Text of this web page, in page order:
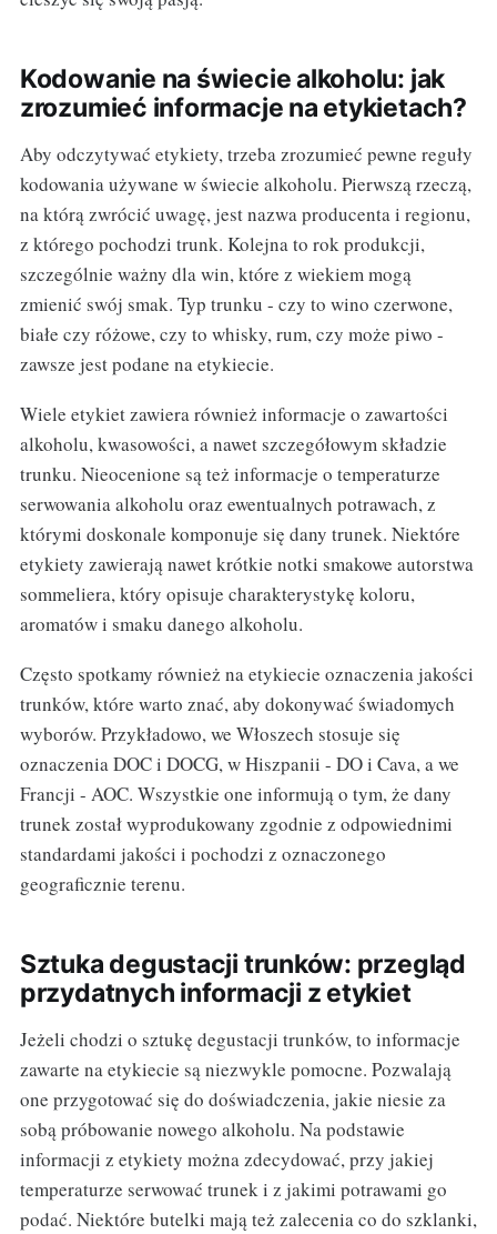
Kodowanie na świecie alkoholu: jak
zrozumieć informacje na etykietach?
Aby odczytywać etykiety, trzeba zrozumieć pewne reguły
kodowania używane w świecie alkoholu. Pierwszą rzeczą,
na którą zwrócić uwagę, jest nazwa producenta i regionu,
z którego pochodzi trunk. Kolejna to rok produkcji,
szczególnie ważny dla win, które z wiekiem mogą
zmienić swój smak. Typ trunku - czy to wino czerwone,
białe czy różowe, czy to whisky, rum, czy może piwo -
zawsze jest podane na etykiecie.
Wiele etykiet zawiera również informacje o zawartości
alkoholu, kwasowości, a nawet szczegółowym składzie
trunku. Nieocenione są też informacje o temperaturze
serwowania alkoholu oraz ewentualnych potrawach, z
którymi doskonale komponuje się dany trunek. Niektóre
etykiety zawierają nawet krótkie notki smakowe autorstwa
sommeliera, który opisuje charakterystykę koloru,
aromatów i smaku danego alkoholu.
Często spotkamy również na etykiecie oznaczenia jakości
trunków, które warto znać, aby dokonywać świadomych
wyborów. Przykładowo, we Włoszech stosuje się
oznaczenia DOC i DOCG, w Hiszpanii - DO i Cava, a we
Francji - AOC. Wszystkie one informują o tym, że dany
trunek został wyprodukowany zgodnie z odpowiednimi
standardami jakości i pochodzi z oznaczonego
geograficznie terenu.
Sztuka degustacji trunków: przegląd
przydatnych informacji z etykiet
Jeżeli chodzi o sztukę degustacji trunków, to informacje
zawarte na etykiecie są niezwykle pomocne. Pozwalają
one przygotować się do doświadczenia, jakie niesie za
sobą próbowanie nowego alkoholu. Na podstawie
informacji z etykiety można zdecydować, przy jakiej
temperaturze serwować trunek i z jakimi potrawami go
podać. Niektóre butelki mają też zalecenia co do szklanki,